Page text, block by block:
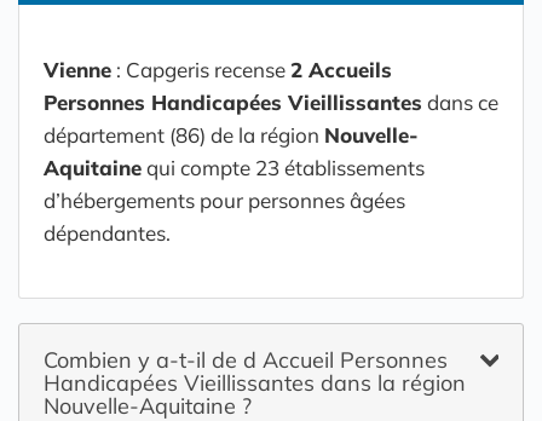
Vienne : Capgeris recense2 Accueils
Personnes Handicapées Vieillissantes dans ce
département (86) de la région Nouvelle-
Aquitainequi compte 23 établissements
d’hébergements pour personnes âgées
dépendantes.
Combien y a-t-il de d Accueil Personnes
Handicapées Vieillissantes dans la région
Nouvelle-Aquitaine ?